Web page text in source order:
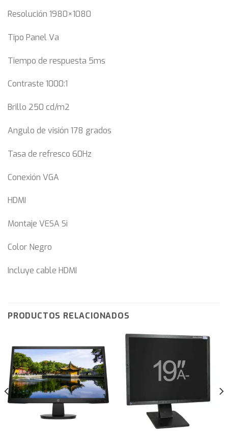
Resolución 1980×1080
Tipo Panel Va
Tiempo de respuesta 5ms
Contraste 1000:1
Brillo 250 cd/m2
Angulo de visión 178 grados
Tasa de refresco 60Hz
Conexión VGA
HDMI
Montaje VESA Si
Color Negro
Incluye cable HDMI
PRODUCTOS RELACIONADOS